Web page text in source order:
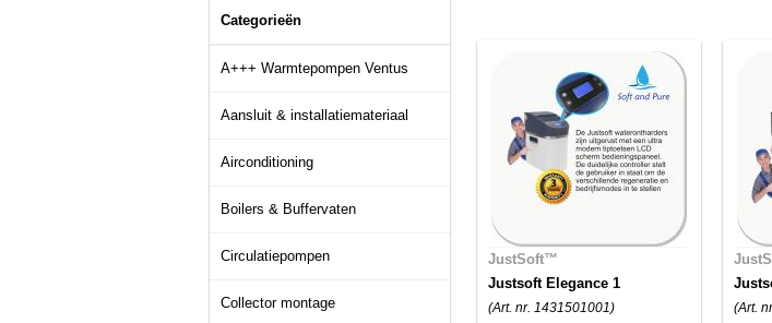
Categorieën
A+++ Warmtepompen Ventus
Aansluit & installatiemateriaal
Airconditioning
Boilers & Buffervaten
Circulatiepompen
Collector montage
JustSoft™
Justsoft Elegance 1
(Art. nr. 1431501001) (Art.